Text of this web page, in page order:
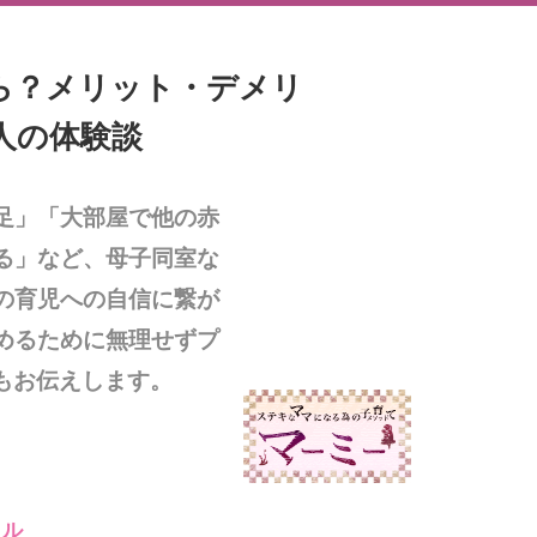
メリット・デメリ
の体験談
」「大部屋で他の赤
」など、母子同室な
育児への自信に繋が
るために無理せずプ
伝えします。